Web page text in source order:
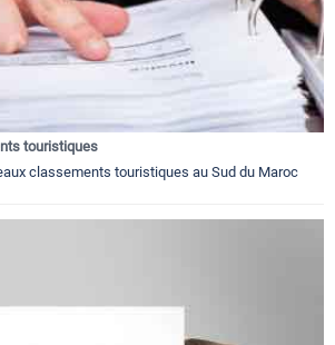
touristiques
classements touristiques au Sud du Maroc